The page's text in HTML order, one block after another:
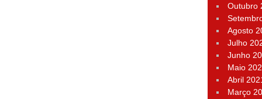
Outubro
Agosto
Julho
Junho
Maio
Abril
Março